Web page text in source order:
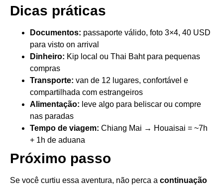
Dicas práticas
Documentos: passaporte válido, foto 3×4, 40 USD
para visto on arrival
Dinheiro: Kip local ou Thai Baht para pequenas
compras
Transporte: van de 12 lugares, confortável e
compartilhada com estrangeiros
Alimentação: leve algo para beliscar ou compre
nas paradas
Tempo de viagem: Chiang Mai → Houaisai = ~7h
+ 1h de aduana
Próximo passo
Se você curtiu essa aventura, não perca a continuação